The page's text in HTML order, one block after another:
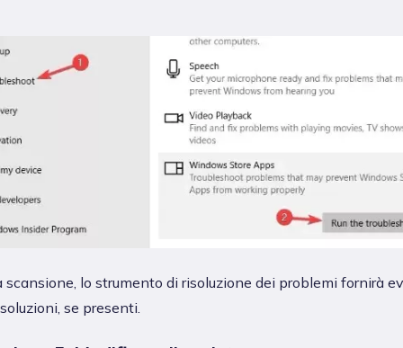
scansione, lo strumento di risoluzione dei problemi fornirà
se presenti.